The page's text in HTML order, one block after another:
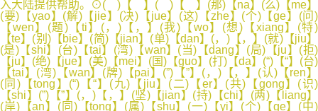
入大陆提供帮助。⊙( )【 】( )【 】(那)【na】(么)【me】
(要)【yao】(解)【jie】(决)【jue】(这)【zhe】(个)【ge】(问)
【wen】(题)【ti】(，)【，】(我)【wo】(想)【xiang】(特)
【te】(别)【bie】(简)【jian】(单)【dan】(，)【，】(就)【jiu】
(是)【shi】(台)【tai】(湾)【wan】(当)【dang】(局)【ju】(拒)
【ju】(绝)【jue】(美)【mei】(国)【guo】(打)【da】(“)【“】(台)
【tai】(湾)【wan】(牌)【pai】(”)【”】(，)【，】(认)【ren】
(同)【tong】(“)【“】(九)【jiu】(二)【er】(共)【gong】(识)
【shi】(”)【”】(，)【，】(坚)【jian】(持)【chi】(两)【liang】
(岸)【an】(同)【tong】(属)【shu】(一)【yi】(个)【ge】(中)